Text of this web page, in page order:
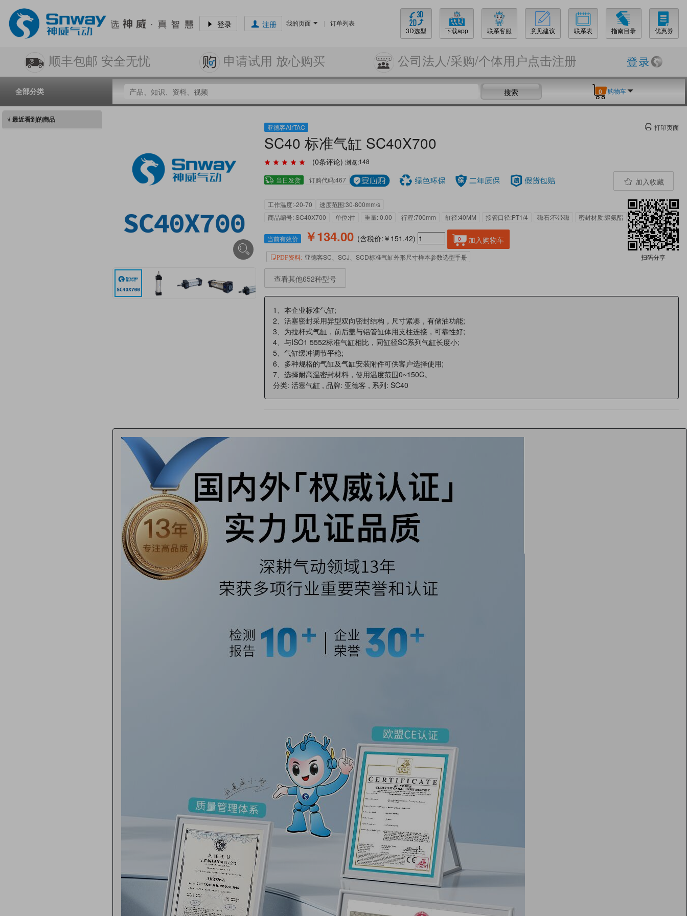
登录 注册 我的页面 |
订单列表
3D选型
下载app 联系客服 意见建议 联系表 指南目录 优惠券
顺丰包邮 安全无忧 申请试用 放心购买 公司法人/采购/个体用户点击注册
全部分类 搜索 0 购物车
√ 最近看到的商品
亚德客AirTAC 打印页面
SC40 标准气缸 SC40X700
(0条评论) 浏览:148
当日发货 订购代码:467 加入收藏
工作温度:-20-70
速度范围:30-800mm/s
商品编号: SC40X700
单位:件 重量: 0.00 行程:700mm 缸径:40MM 接管口径:PT1/4 磁石:不带磁 密封材质:聚氨酯
扫码分享
当前有效价 ￥134.00 (含税价:￥151.42) 0 加入购物车
PDF资料: 亚德客SC、SCJ、SCD标准气缸外形尺寸样本参数选型手册
查看其他652种型号
1、本企业标准气缸;
2、活塞密封采用异型双向密封结构，尺寸紧凑，有储油功能;
3、为拉杆式气缸，前后盖与铝管缸体用支柱连接，可靠性好;
4、与ISO1 5552标准气缸相比，同缸径SC系列气缸长度小;
5、气缸缓冲调节平稳;
6、多种规格的气缸及气缸安装附件可供客户选择使用;
7、选择耐高温密封材料，使用温度范围0~150C。
分类: 活塞气缸 , 品牌: 亚德客 , 系列: SC40